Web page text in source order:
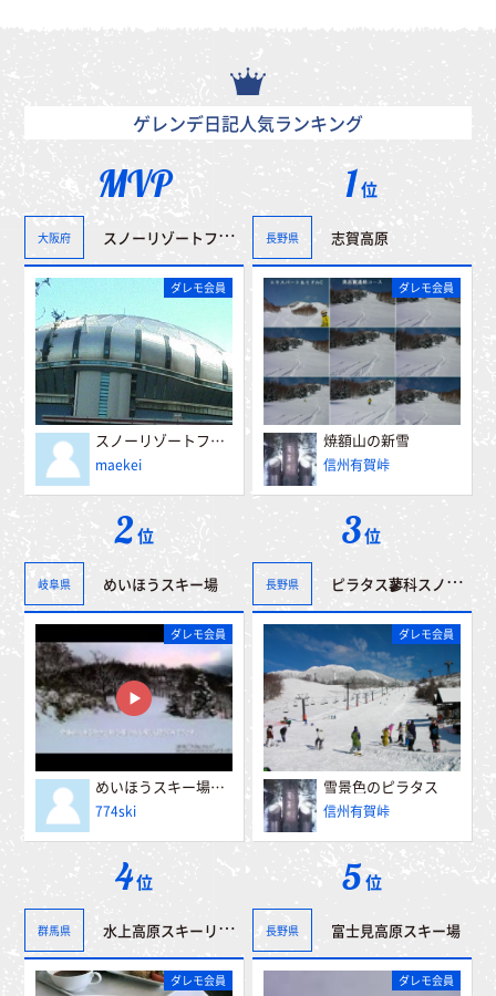
ゲレンデ日記人気ランキング
MVP
大阪府 スノーリゾートフェアー”冬博”へ行って来ました。＾＾
ダレモ会員
スノーリゾートフェアー”冬博”へ行って来ました。＾＾
maekei
1位
長野県 志賀高原
ダレモ会員
焼額山の新雪
信州有賀峠
2位
岐阜県 めいほうスキー場
ダレモ会員
めいほうスキー場 α５００山頂～第一レストハウス
774ski
3位
長野県 ピラタス蓼科スノーリゾート
ダレモ会員
雪景色のピラタス
信州有賀峠
4位
群馬県 水上高原スキーリゾート
ダレモ会員
5位
長野県 富士見高原スキー場
ダレモ会員